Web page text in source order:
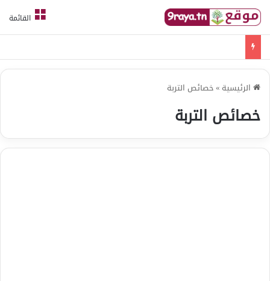
القائمة
الرئيسية »خصائص التربة
خصائص التربة